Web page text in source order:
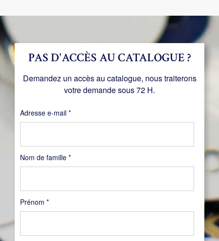
Nom de famille *
Prénom *
PAS D'ACCÈS AU CATALOGUE ?
Demandez un accès au catalogue, nous traiterons
votre demande sous 72 H.
Adresse e-mail *Obligatoire